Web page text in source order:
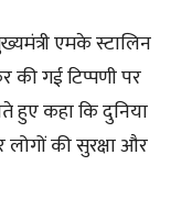
एमके स्टालिन
गई टिप्पणी पर
हुए कहा कि दुनिया
की सुरक्षा और